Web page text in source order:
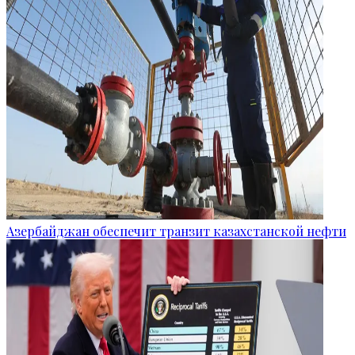
Азербайджан обеспечит транзит казахстанской нефти